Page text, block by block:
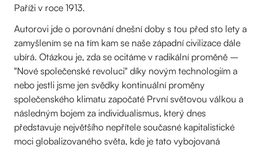
Paříži v roce 1913.
Autorovi jde o porovnání dnešní doby s tou před sto lety a
zamyšlením se na tím kam se naše západní civilizace dále
ubírá. Otázkou je, zda se ocitáme v radikální proměně –
"Nové společenské revoluci" díky novým technologiím a
nebo jestli jsme jen svědky kontinuální proměny
společenského klimatu započaté První světovou válkou a
následným bojem za individualismus, který dnes
představuje největšího nepřítele současné kapitalistické
moci globalizovaného světa, kde je tato vybojovaná